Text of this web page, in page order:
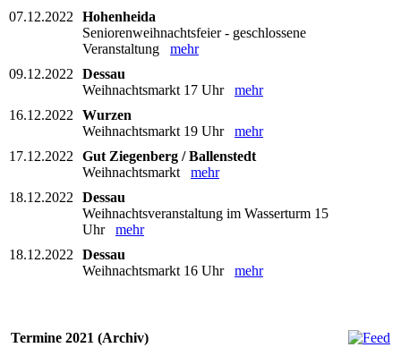
07.12.2022
Hohenheida
Seniorenweihnachtsfeier - geschlossene
Veranstaltung mehr
09.12.2022
Dessau
Weihnachtsmarkt 17 Uhr mehr
16.12.2022
Wurzen
Weihnachtsmarkt 19 Uhr mehr
17.12.2022
Gut Ziegenberg / Ballenstedt
Weihnachtsmarkt mehr
18.12.2022
Dessau
Weihnachtsveranstaltung im Wasserturm 15
Uhr mehr
18.12.2022
Dessau
Weihnachtsmarkt 16 Uhr mehr
Termine 2021 (Archiv)